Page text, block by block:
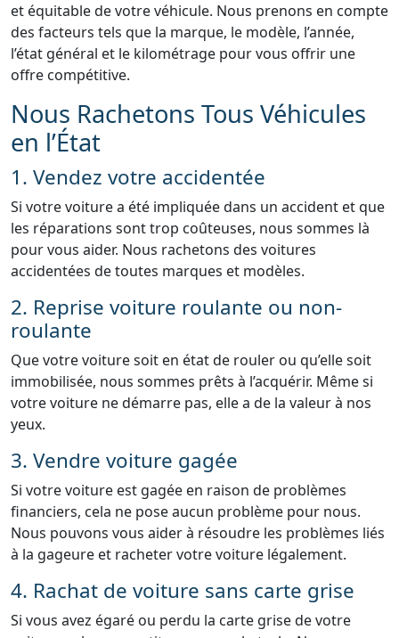
et équitable de votre véhicule. Nous prenons en compte
des facteurs tels que la marque, le modèle, l’année,
l’état général et le kilométrage pour vous offrir une
offre compétitive.
Nous Rachetons Tous Véhicules
en l’État
1. Vendez votre accidentée
Si votre voiture a été impliquée dans un accident et que
les réparations sont trop coûteuses, nous sommes là
pour vous aider. Nous rachetons des voitures
accidentées de toutes marques et modèles.
2. Reprise voiture roulante ou non-
roulante
Que votre voiture soit en état de rouler ou qu’elle soit
immobilisée, nous sommes prêts à l’acquérir. Même si
votre voiture ne démarre pas, elle a de la valeur à nos
yeux.
3. Vendre voiture gagée
Si votre voiture est gagée en raison de problèmes
financiers, cela ne pose aucun problème pour nous.
Nous pouvons vous aider à résoudre les problèmes liés
à la gageure et racheter votre voiture légalement.
4. Rachat de voiture sans carte grise
Si vous avez égaré ou perdu la carte grise de votre